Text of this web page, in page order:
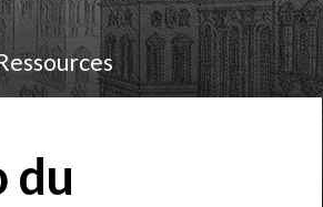
du